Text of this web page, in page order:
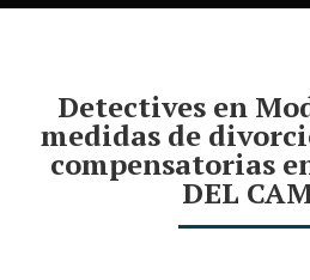
Detectives en
medidas de
compensatorias
DEL